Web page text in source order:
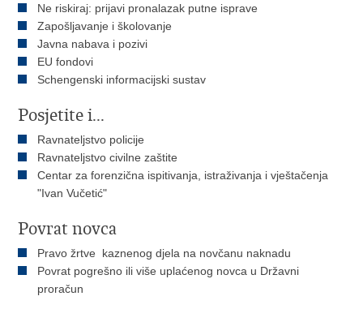
Ne riskiraj: prijavi pronalazak putne isprave
Zapošljavanje i školovanje
Javna nabava i pozivi
EU fondovi
Schengenski informacijski sustav
Posjetite i...
Ravnateljstvo policije
Ravnateljstvo civilne zaštite
Centar za forenzična ispitivanja, istraživanja i vještačenja
"Ivan Vučetić"
Povrat novca
Pravo žrtve kaznenog djela na novčanu naknadu
Povrat pogrešno ili više uplaćenog novca u Državni
proračun